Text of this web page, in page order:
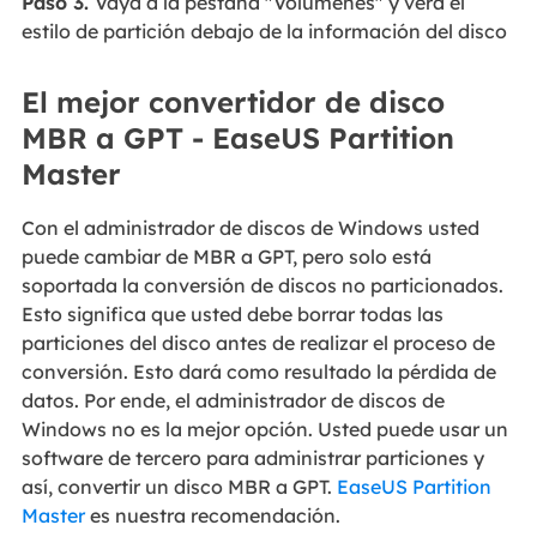
estilo de partición debajo de la información del disco
El mejor convertidor de disco
MBR a GPT - EaseUS Partition
Master
Con el administrador de discos de Windows usted
puede cambiar de MBR a GPT, pero solo está
soportada la conversión de discos no particionados.
Esto significa que usted debe borrar todas las
particiones del disco antes de realizar el proceso de
conversión. Esto dará como resultado la pérdida de
datos. Por ende, el administrador de discos de
Windows no es la mejor opción. Usted puede usar un
software de tercero para administrar particiones y
así, convertir un disco MBR a GPT. EaseUS Partition
Masteres nuestra recomendación.